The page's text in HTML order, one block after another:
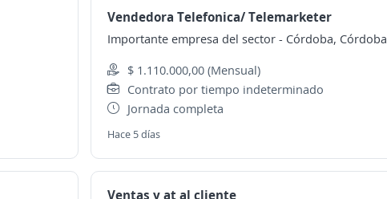
Vendedora Telefonica/ Telemarketer
Importante empresa del sector - Córdoba, Córdoba
$ 1.110.000,00 (Mensual)
Contrato por tiempo indeterminado
Jornada completa
Hace 5 días
Ventas y at al cliente